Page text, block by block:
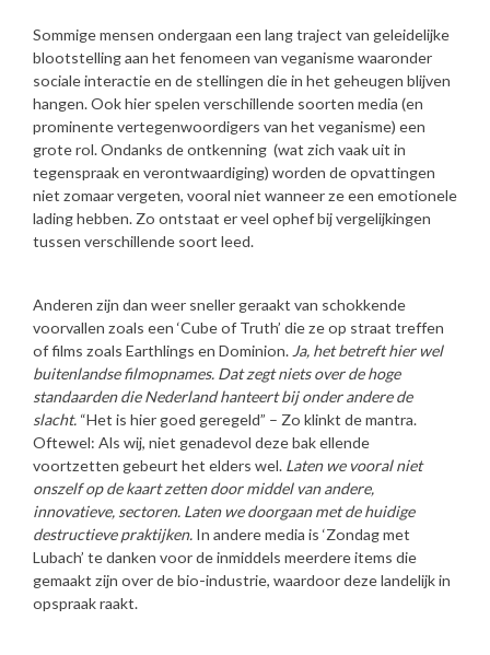
Sommige mensen ondergaan een lang traject van geleidelijke
blootstelling aan het fenomeen van veganisme waaronder
sociale interactie en de stellingen die in het geheugen blijven
hangen. Ook hier spelen verschillende soorten media (en
prominente vertegenwoordigers van het veganisme) een
grote rol. Ondanks de ontkenning (wat zich vaak uit in
tegenspraak en verontwaardiging) worden de opvattingen
niet zomaar vergeten, vooral niet wanneer ze een emotionele
lading hebben. Zo ontstaat er veel ophef bij vergelijkingen
tussen verschillende soort leed.
Anderen zijn dan weer sneller geraakt van schokkende
voorvallen zoals een ‘Cube of Truth’ die ze op straat treffen
of films zoals Earthlings en Dominion. Ja, het betreft hier wel
buitenlandse filmopnames. Dat zegt niets over de hoge
standaarden die Nederland hanteert bij onder andere de
slacht. “Het is hier goed geregeld” – Zo klinkt de mantra.
Oftewel: Als wij, niet genadevol deze bak ellende
voortzetten gebeurt het elders wel. Laten we vooral niet
onszelf op de kaart zetten door middel van andere,
innovatieve, sectoren. Laten we doorgaan met de huidige
destructieve praktijken. In andere media is ‘Zondag met
Lubach’ te danken voor de inmiddels meerdere items die
gemaakt zijn over de bio-industrie, waardoor deze landelijk in
opspraak raakt.